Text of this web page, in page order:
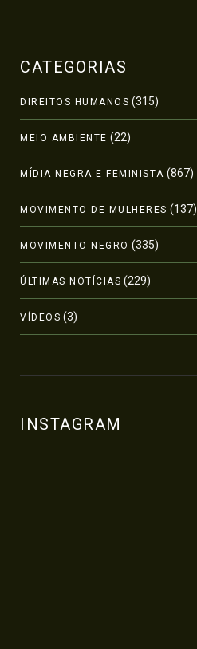
CATEGORIAS
DIREITOS HUMANOS (315)
MEIO AMBIENTE (22)
MÍDIA NEGRA E FEMINISTA (867)
MOVIMENTO DE MULHERES (137)
MOVIMENTO NEGRO (335)
ÚLTIMAS NOTÍCIAS (229)
VÍDEOS (3)
INSTAGRAM